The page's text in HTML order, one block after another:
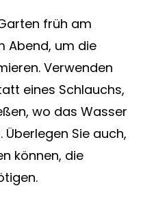
früh am
Abend, um die
Verwenden
eines Schlauchs,
wo das Wasser
Sie auch,
können, die